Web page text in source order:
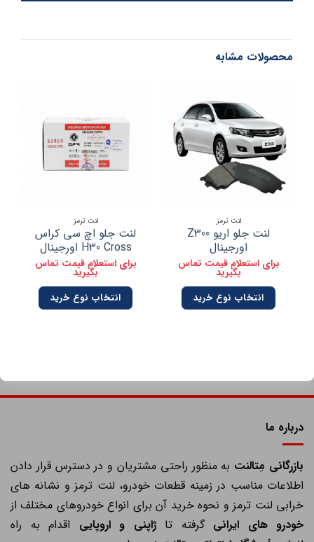
محصولات مشابه
لنت ترمز
لنت جلو اریو Z300
اورجینال
برای استعلام قیمت تماس
بگیرید
انتخاب نوع خرید
لنت ترمز
لنت جلو اچ سی کراس
H30 Cross اورجینال
برای استعلام قیمت تماس
بگیرید
انتخاب نوع خرید
درباره ما
بازرگانی مِتالنتبه منظور راحتی مشتریان و در دسترس قرار دادن
اطلاعات مناسب در زمینه قطعات خودرو، لنت ترمز و نشانه های
خرابی لنت ترمز و نحوه خرید آن برای انواع خودروهای مختلف از
خودرو های ایرانیگرفته تاژاپنی و اروپاییاقدام به راه